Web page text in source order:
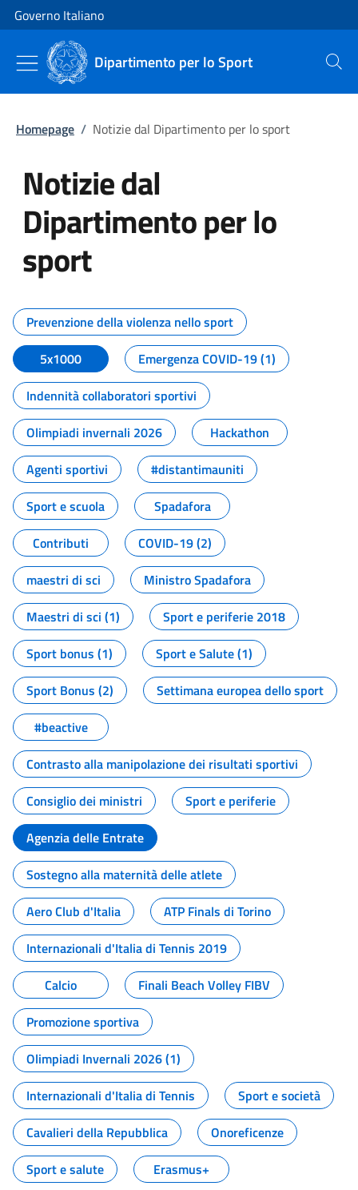
Vai al contenuto
Vai alla navigazione del sito
Governo Italiano
Dipartimento per lo Sport Cerca
Homepage / Notizie dal Dipartimento per lo sport
Notizie dal
Dipartimento per lo
sport
Tutti i contenuti della pagina
Prevenzione della violenza nello sport
5x1000
Emergenza COVID-19 (1)
Indennità collaboratori sportivi
Olimpiadi invernali 2026
Hackathon
Agenti sportivi
#distantimauniti
Sport e scuola
Spadafora
Contributi
COVID-19 (2)
maestri di sci
Ministro Spadafora
Maestri di sci (1)
Sport e periferie 2018
Sport bonus (1)
Sport e Salute (1)
Sport Bonus (2)
Settimana europea dello sport
#beactive
Contrasto alla manipolazione dei risultati sportivi
Consiglio dei ministri
Sport e periferie
Agenzia delle Entrate
Sostegno alla maternità delle atlete
Aero Club d'Italia
ATP Finals di Torino
Internazionali d'Italia di Tennis 2019
Calcio
Finali Beach Volley FIBV
Promozione sportiva
Olimpiadi Invernali 2026 (1)
Internazionali d'Italia di Tennis
Sport e società
Cavalieri della Repubblica
Onoreficenze
Sport e salute
Erasmus+